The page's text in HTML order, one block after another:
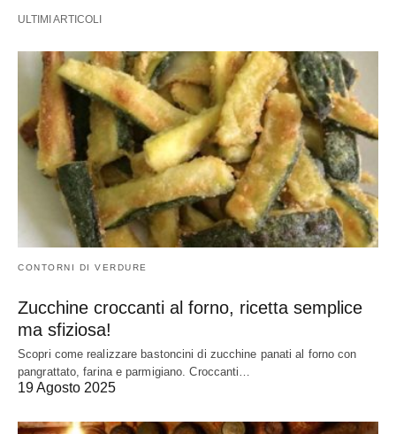
ULTIMI ARTICOLI
CONTORNI DI VERDURE
Zucchine croccanti al forno, ricetta semplice
ma sfiziosa!
Scopri come realizzare bastoncini di zucchine panati al forno con
pangrattato, farina e parmigiano. Croccanti…
19 Agosto 2025